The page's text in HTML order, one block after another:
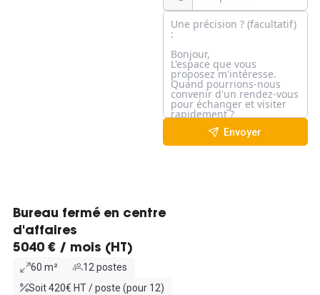
Envoyer
Bureau fermé en centre
d'affaires
5040 € / mois (HT)
60 m²
12 postes
Soit 420€ HT / poste (pour 12)